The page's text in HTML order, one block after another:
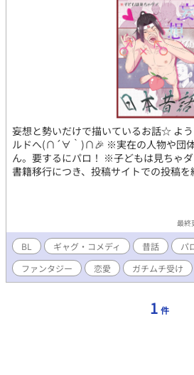
妄想と勢いだけで描いているお話☆ よ
ルドへ(∩´∀｀)∩🎉 ※実在の人物や団
ん。要するにパロ！ ※子どもは見ち
書籍移行につき、投稿サイトでの投稿を
最終
BL ギャグ・コメディ 昔話 パ
ファンタジー
恋愛 ガチムチ受け
1 件